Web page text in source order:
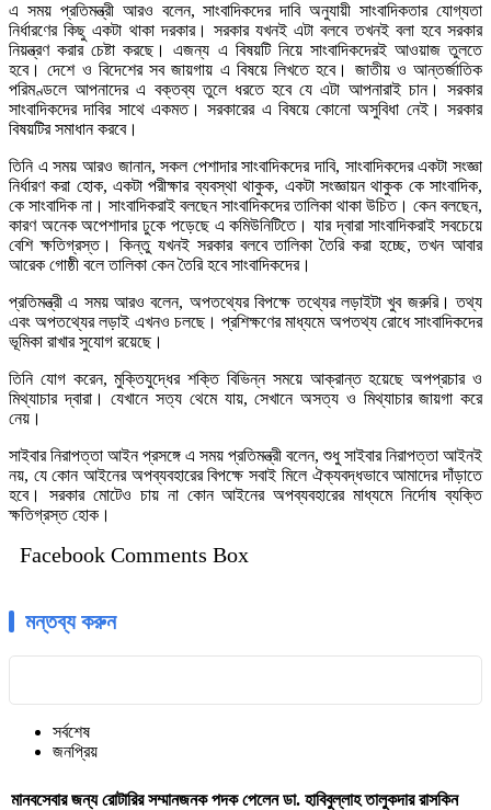
এ সময় প্রতিমন্ত্রী আরও বলেন, সাংবাদিকদের দাবি অনুযায়ী সাংবাদিকতার যোগ্যতা
নির্ধারণের কিছু একটা থাকা দরকার। সরকার যখনই এটা বলবে তখনই বলা হবে সরকার
নিয়ন্ত্রণ করার চেষ্টা করছে। এজন্য এ বিষয়টি নিয়ে সাংবাদিকদেরই আওয়াজ তুলতে
হবে। দেশে ও বিদেশের সব জায়গায় এ বিষয়ে লিখতে হবে। জাতীয় ও আন্তর্জাতিক
পরিমণ্ডলে আপনাদের এ বক্তব্য তুলে ধরতে হবে যে এটা আপনারাই চান। সরকার
সাংবাদিকদের দাবির সাথে একমত। সরকারের এ বিষয়ে কোনো অসুবিধা নেই। সরকার
বিষয়টির সমাধান করবে।
তিনি এ সময় আরও জানান, সকল পেশাদার সাংবাদিকদের দাবি, সাংবাদিকদের একটা সংজ্ঞা
নির্ধারণ করা হোক, একটা পরীক্ষার ব্যবস্থা থাকুক, একটা সংজ্ঞায়ন থাকুক কে সাংবাদিক,
কে সাংবাদিক না। সাংবাদিকরাই বলছেন সাংবাদিকদের তালিকা থাকা উচিত। কেন বলছেন,
কারণ অনেক অপেশাদার ঢুকে পড়েছে এ কমিউনিটিতে। যার দ্বারা সাংবাদিকরাই সবচেয়ে
বেশি ক্ষতিগ্রস্ত। কিন্তু যখনই সরকার বলবে তালিকা তৈরি করা হচ্ছে, তখন আবার
আরেক গোষ্ঠী বলে তালিকা কেন তৈরি হবে সাংবাদিকদের।
প্রতিমন্ত্রী এ সময় আরও বলেন, অপতথ্যের বিপক্ষে তথ্যের লড়াইটা খুব জরুরি। তথ্য
এবং অপতথ্যের লড়াই এখনও চলছে। প্রশিক্ষণের মাধ্যমে অপতথ্য রোধে সাংবাদিকদের
ভূমিকা রাখার সুযোগ রয়েছে।
তিনি যোগ করেন, মুক্তিযুদ্ধের শক্তি বিভিন্ন সময়ে আক্রান্ত হয়েছে অপপ্রচার ও
মিথ্যাচার দ্বারা। যেখানে সত্য থেমে যায়, সেখানে অসত্য ও মিথ্যাচার জায়গা করে
নেয়।
সাইবার নিরাপত্তা আইন প্রসঙ্গে এ সময় প্রতিমন্ত্রী বলেন, শুধু সাইবার নিরাপত্তা আইনই
নয়, যে কোন আইনের অপব্যবহারের বিপক্ষে সবাই মিলে ঐক্যবদ্ধভাবে আমাদের দাঁড়াতে
হবে। সরকার মোটেও চায় না কোন আইনের অপব্যবহারের মাধ্যমে নির্দোষ ব্যক্তি
ক্ষতিগ্রস্ত হোক।
Facebook Comments Box
মন্তব্য করুন
সর্বশেষ
জনপ্রিয়
মানবসেবার জন্য রোটারির সম্মানজনক পদক পেলেন ডা. হাবিবুল্লাহ তালুকদার রাসকিন